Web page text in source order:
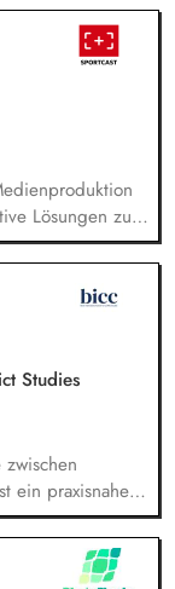
Strategische
strategische
und
im Rahmen
Lösungen zur
liegt auf der
interner und
Studies
ein praxisnaher
In dieser
unser
institutionelle